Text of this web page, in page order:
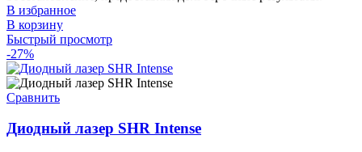
В избранное
В корзину
Быстрый просмотр
-27%
Сравнить
Диодный лазер SHR Intense